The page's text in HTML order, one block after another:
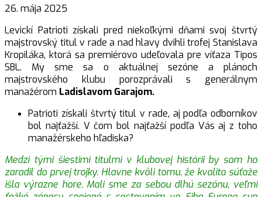
26. mája 2025
Levickí Patrioti získali pred niekoľkými dňami svoj štvrtý
majstrovský titul v rade a nad hlavy dvihli trofej Stanislava
Kropiláka, ktorá sa premiérovo udeľovala pre víťaza Tipos
SBL. My sme sa o aktuálnej sezóne a plánoch
majstrovského klubu porozprávali s generálnym
manažérom Ladislavom Garajom.
Patrioti získali štvrtý titul v rade, aj podľa odborníkov
bol najťažší. V čom bol najťažší podľa Vás aj z toho
manažérskeho hľadiska?
Medzi tými šiestimi titulmi v klubovej histórii by som ho
zaradil do prvej trojky. Hlavne kvôli tomu, že kvalita súťaže
išla výrazne hore. Mali sme za sebou dlhú sezónu, veľmi